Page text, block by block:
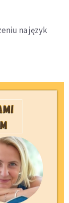
na język